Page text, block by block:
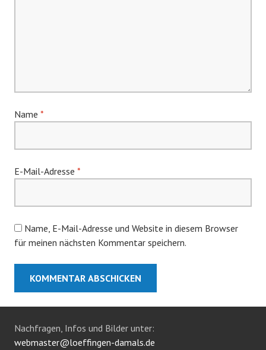
Name *
E-Mail-Adresse *
Name, E-Mail-Adresse und Website in diesem Browser
für meinen nächsten Kommentar speichern.
Nachfragen, Infos und Bilder unter:
webmaster@loeffingen-damals.de